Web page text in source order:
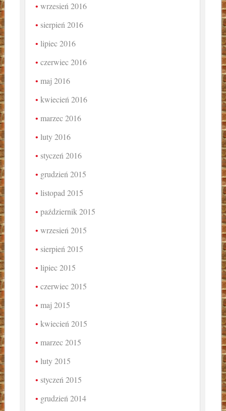
wrzesień 2016
sierpień 2016
lipiec 2016
czerwiec 2016
maj 2016
kwiecień 2016
marzec 2016
luty 2016
styczeń 2016
grudzień 2015
listopad 2015
październik 2015
wrzesień 2015
sierpień 2015
lipiec 2015
czerwiec 2015
maj 2015
kwiecień 2015
marzec 2015
luty 2015
styczeń 2015
grudzień 2014